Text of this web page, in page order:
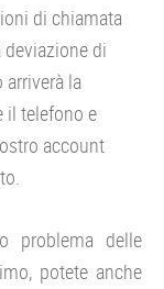
di chiamata
di
la
il telefono e
account
problema delle
potete anche